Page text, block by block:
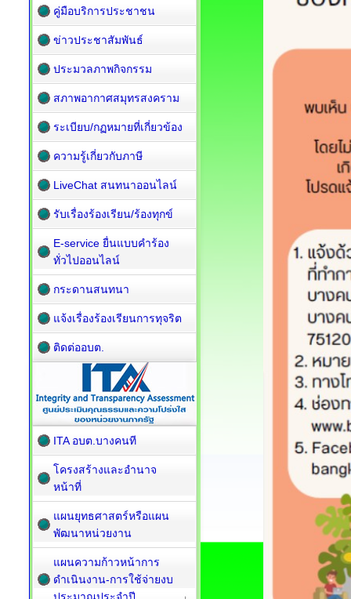
คู่มือบริการประชาชน
ข่าวประชาสัมพันธ์
ประมวลภาพกิจกรรม
สภาพอากาศสมุทรสงคราม
ระเบียบ/กฏหมายที่เกี่ยวข้อง
ความรู้เกี่ยวกับภาษี
LiveChat สนทนาออนไลน์
รับเรื่องร้องเรียน/ร้องทุกข์
E-service ยื่นแบบคำร้อง
ทั่วไปออนไลน์
กระดานสนทนา
แจ้งเรื่องร้องเรียนการทุจริต
ติดต่ออบต.
ITA อบต.บางคนที
โครงสร้างและอำนาจ
หน้าที่
แผนยุทธศาสตร์หรือแผน
พัฒนาหน่วยงาน
แผนความก้าวหน้าการ
ดำเนินงาน-การใช้จ่ายงบ